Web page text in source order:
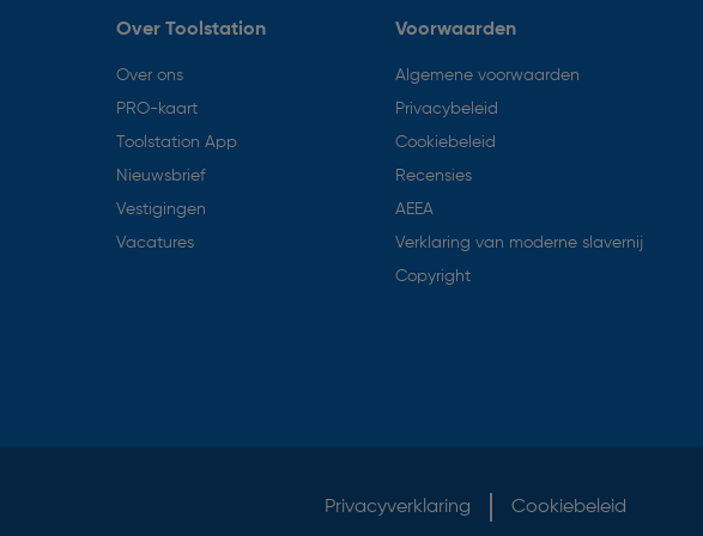
Over Toolstation
Over ons
PRO-kaart
Toolstation App
Nieuwsbrief
Vestigingen
Vacatures
Voorwaarden
Algemene voorwaarden
Privacybeleid
Cookiebeleid
Recensies
AEEA
Verklaring van moderne slavernij
Copyright
Privacyverklaring Cookiebeleid